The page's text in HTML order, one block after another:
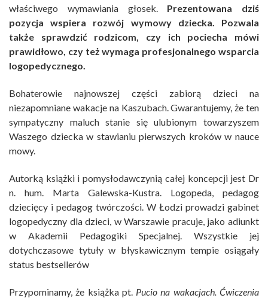
właściwego wymawiania głosek. Prezentowana dziś
pozycja wspiera rozwój wymowy dziecka. Pozwala
także sprawdzić rodzicom, czy ich pociecha mówi
prawidłowo, czy też wymaga profesjonalnego wsparcia
logopedycznego.
Bohaterowie najnowszej części zabiorą dzieci na
niezapomniane wakacje na Kaszubach. Gwarantujemy, że ten
sympatyczny maluch stanie się ulubionym towarzyszem
Waszego dziecka w stawianiu pierwszych kroków w nauce
mowy.
Autorką książki i pomysłodawczynią całej koncepcji jest Dr
n. hum. Marta Galewska-Kustra. Logopeda, pedagog
dziecięcy i pedagog twórczości. W Łodzi prowadzi gabinet
logopedyczny dla dzieci, w Warszawie pracuje, jako adiunkt
w Akademii Pedagogiki Specjalnej. Wszystkie jej
dotychczasowe tytuły w błyskawicznym tempie osiągały
status bestsellerów
Przypominamy, że książka pt. Pucio na wakacjach. Ćwiczenia